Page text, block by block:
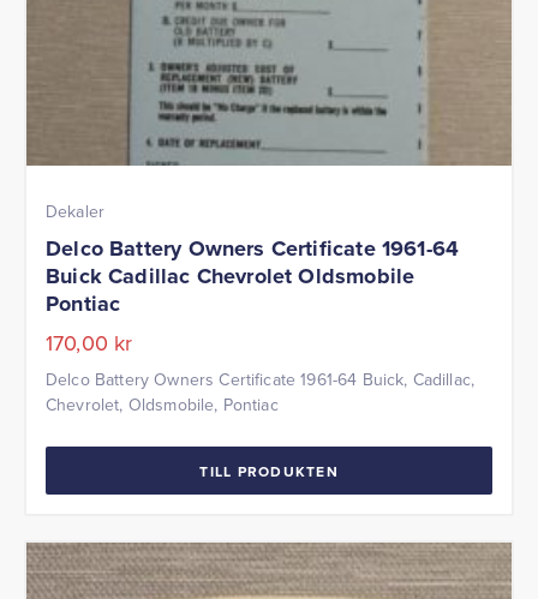
Dekaler
Delco Battery Owners Certificate 1961-64
Buick Cadillac Chevrolet Oldsmobile
Pontiac
170,00 kr
Delco Battery Owners Certificate 1961-64 Buick, Cadillac,
Chevrolet, Oldsmobile, Pontiac
TILL PRODUKTEN